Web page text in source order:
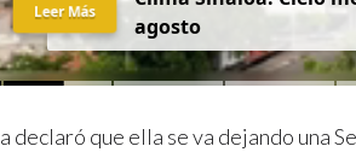
agosto
Leer Más
declaró que ella se va dejando una